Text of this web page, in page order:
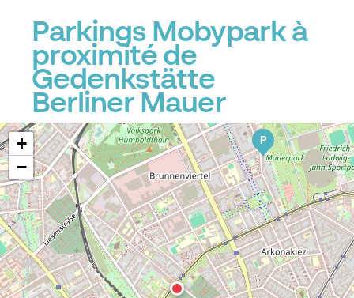
Parkings Mobypark à
proximité de
Gedenkstätte
Berliner Mauer
P
+
−